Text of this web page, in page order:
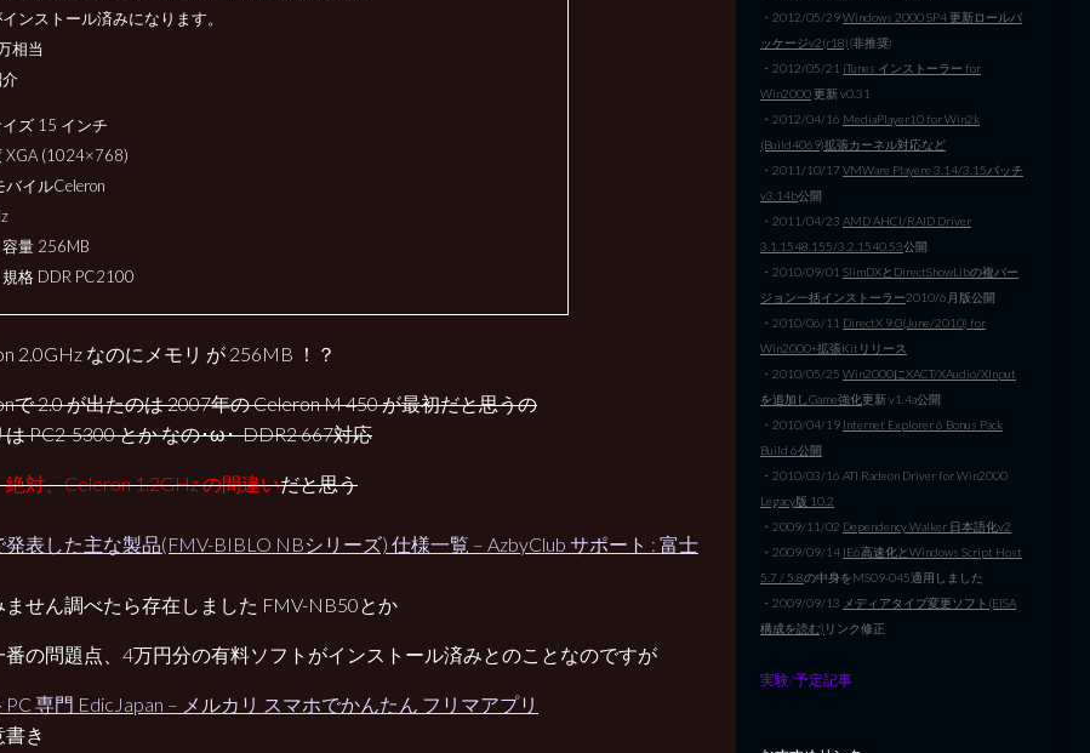
ンストール済みになります。
相当
ズ 15 インチ
XGA (1024×768)
バイルCeleron
容量 256MB
規格 DDR PC2100
2.0GHz なのにメモリ が 256MB ！？
で 2.0 が出たのは 2007年の Celeron M 450 が最初だと思うの
はPC2-5300とか なの･ω･ DDR2 667対応
絶対、Celeron 1.2GHz の間違いだと思う
発表した主な製品(FMV-BIBLO NBシリーズ) 仕様一覧 – AzbyClub サポート : 富士
ません調べたら存在しました FMV-NB50とか
番の問題点、4万円分の有料ソフトがインストール済みとのことなのですが
PC 専門 EdicJapan – メルカリ スマホでかんたん フリマアプリ
き
・2012/05/29Windows 2000 SP4 更新ロールパ
ッケージv2(r18)(非推奨)
・2012/05/21 iTunes インストーラー for
Win2000更新 v0.31
・2012/04/16 MediaPlayer10 for Win2k
(Build4069)拡張カーネル対応など
・2011/10/17VMWare Playere 3.14/3.15パッチ
v3.14b公開
・2011/04/23 AMD AHCI/RAID Driver
3.1.1548.155/3.2.1540.53公開
・2010/09/01 SlimDXとDirectShowLibの複バー
ジョン一括インストーラー2010/6月版公開
・2010/06/11 DirectX 9.0(June/2010) for
Win2000+拡張Kitリリース
・2010/05/25 Win2000にXACT/XAudio/XInput
を追加しGame強化更新 v1.4a公開
・2010/04/19 Internet Explorer 6 Bonus Pack
Build 6公開
・2010/03/16 ATI Radeon Driver for Win2000
Legacy版 10.2
・2009/11/02 Dependency Walker 日本語化v2
・2009/09/14 IE6高速化とWindows Script Host
5.7 / 5.8の中身をMS09-045適用しました
・2009/09/13 メディアタイプ変更ソフト(EISA
構成を読む) リンク修正
実験/予定記事